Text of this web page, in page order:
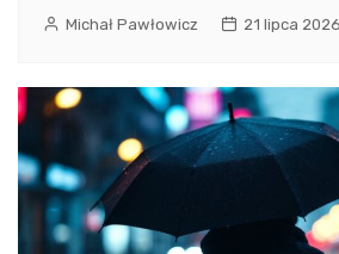
Michał Pawłowicz 21 lipca 2026